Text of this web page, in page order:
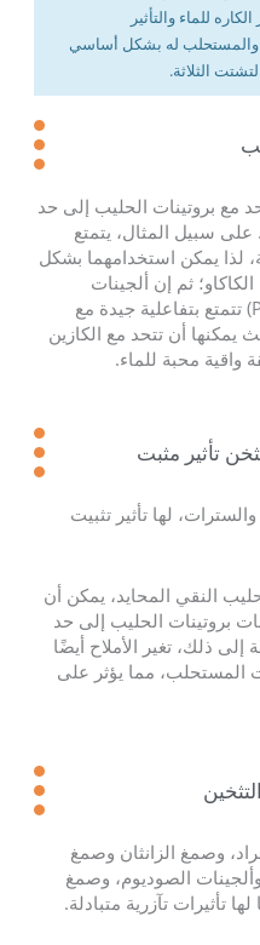
للماء والتأثير
والمستحلب له بشكل أساسي
الثلاثة.
مع بروتينات الحليب إلى حد
على سبيل المثال، يتمتع
لذا يمكن استخدامهما بشكل
ثم إن ألجينات
البروبيلين جلايكول البروبيلين (PGA) تتمتع بتفاعلية جيدة مع
أن تتحد مع الكازين
محبة للماء.
لها تأثير تثبيت
النقي المحايد، يمكن أن
بروتينات الحليب إلى حد
إلى ذلك، تغير الأملاح أيضًا
المستحلب، مما يؤثر على
وصمغ الزانثان وصمغ
الصوديوم، وصمغ
تأثيرات تآزرية متبادلة.